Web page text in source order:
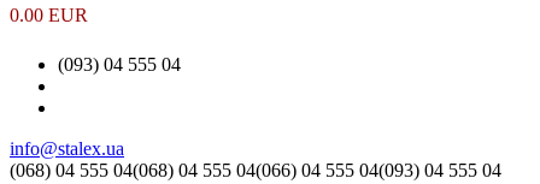
0.00 EUR
(093) 04 555 04
info@stalex.ua
(068) 04 555 04(068) 04 555 04(066) 04 555 04(093) 04 555 04